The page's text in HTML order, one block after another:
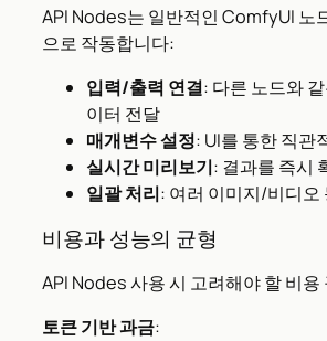
API Nodes는 일반적인 ComfyUI 노
으로 작동합니다:
입력/출력 연결: 다른 노드와
이터 전달
매개변수 설정: UI를 통한 직관
실시간 미리보기: 결과를 즉시
일괄 처리: 여러 이미지/비디오
비용과 성능의 균형
API Nodes 사용 시 고려해야 할 비용
토큰 기반 과금: